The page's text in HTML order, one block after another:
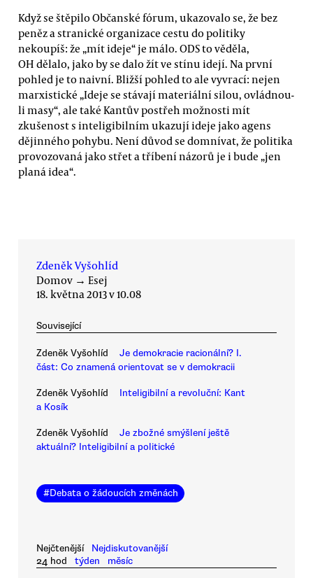
Když se štěpilo Občanské fórum, ukazovalo se, že bez
peněz a stranické organizace cestu do politiky
nekoupíš: že „mít ideje“ je málo. ODS to věděla,
OH dělalo, jako by se dalo žít ve stínu idejí. Na první
pohled je to naivní. Bližší pohled to ale vyvrací: nejen
marxistické „Ideje se stávají materiální silou, ovládnou-
li masy“, ale také Kantův postřeh možnosti mít
zkušenost s inteligibilním ukazují ideje jako agens
dějinného pohybu. Není důvod se domnívat, že politika
provozovaná jako střet a tříbení názorů je i bude „jen
planá idea“.
Zdeněk Vyšohlíd
Domov → Esej
18. května 2013 v 10.08
Související
Zdeněk Vyšohlíd
Je demokracie racionální? I.
část: Co znamená orientovat se v demokracii
Zdeněk Vyšohlíd
Inteligibilní a revoluční: Kant
a Kosík
Zdeněk Vyšohlíd
Je zbožné smýšlení ještě
aktuální? Inteligibilní a politické
#Debata o žádoucích změnách
Nejčtenější
Nejdiskutovanější
24 hod
týden měsíc